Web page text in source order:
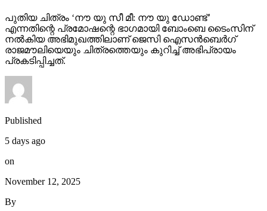
പുതിയ ചിത്രം ‘നൗ യു സീ മീ: നൗ യു ഡോണ്ട്’
എന്നതിന്റെ പ്രമോഷന്റെ ഭാഗമായി ബോംബെ ടൈംസിന്
നല്‍കിയ അഭിമുഖത്തിലാണ് ജെസി ഐസന്‍ബെര്‍ഗ്
രാജമൗലിയെയും ചിത്രത്തെയും കുറിച്ച് അഭിപ്രായം
പ്രകടിപ്പിച്ചത്.
Published
5 days ago
on
November 12, 2025
By